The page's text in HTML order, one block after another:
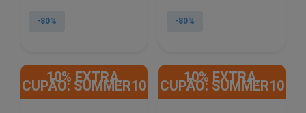
original
atual
-80%
original
atual
-80%
10% EXTRA,
CUPÃO: SUMMER10
10% EXTRA,
CUPÃO: SUMMER10